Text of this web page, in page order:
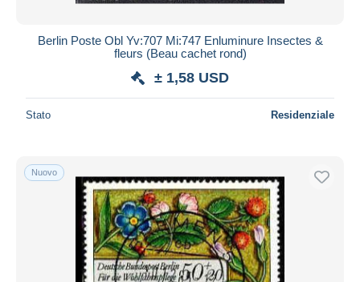
Berlin Poste Obl Yv:707 Mi:747 Enluminure Insectes &
fleurs (Beau cachet rond)
± 1,58 USD
Stato Residenziale
Nuovo